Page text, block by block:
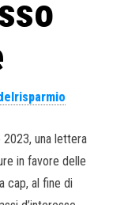
2023, una lettera
in favore delle
cap, al fine di